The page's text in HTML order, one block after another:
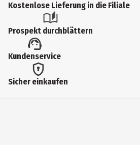
Kostenlose Lieferung in die Filiale
Prospekt durchblättern
Kundenservice
Sicher einkaufen